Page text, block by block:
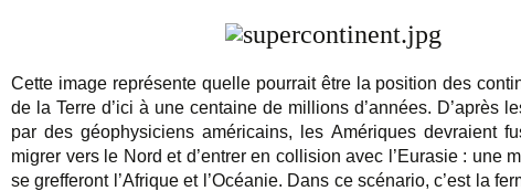
Cette image représente quelle pourrait être la position des
de la Terre d’ici à une centaine de millions d’années. D’après
par des géophysiciens américains, les Amériques devraient
migrer vers le Nord et d’entrer en collision avec l’Eurasie : une
se grefferont l’Afrique et l’Océanie. Dans ce scénario, c’est la